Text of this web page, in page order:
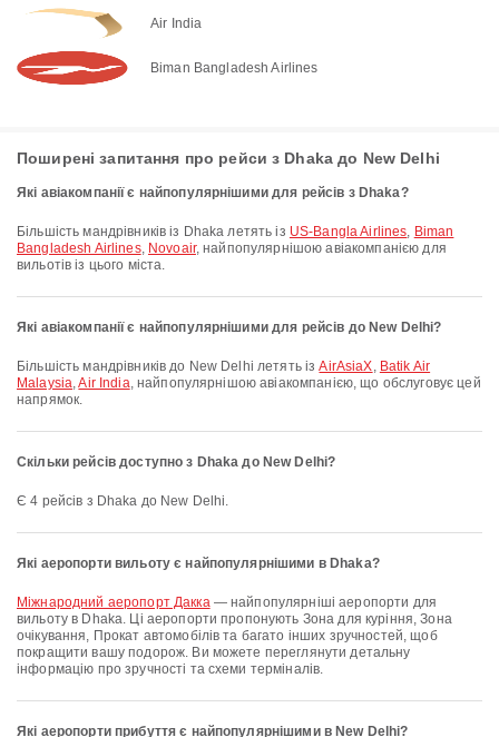
Air India
Biman Bangladesh Airlines
Поширені запитання про рейси з Dhaka до New Delhi
Які авіакомпанії є найпопулярнішими для рейсів з Dhaka?
Більшість мандрівників із Dhaka летять із US-Bangla Airlines, Biman
Bangladesh Airlines, Novoair, найпопулярнішою авіакомпанією для
вильотів із цього міста.
Які авіакомпанії є найпопулярнішими для рейсів до New Delhi?
Більшість мандрівників до New Delhi летять ізAirAsiaX, Batik Air
Malaysia,Air India, найпопулярнішою авіакомпанією, що обслуговує цей
напрямок.
Скільки рейсів доступно з Dhaka до New Delhi?
Є 4 рейсів з Dhaka до New Delhi.
Які аеропорти вильоту є найпопулярнішими в Dhaka?
Міжнародний аеропорт Дакка— найпопулярніші аеропорти для
вильоту в Dhaka. Ці аеропорти пропонують Зона для куріння, Зона
очікування, Прокат автомобілів та багато інших зручностей, щоб
покращити вашу подорож. Ви можете переглянути детальну
інформацію про зручності та схеми терміналів.
Які аеропорти прибуття є найпопулярнішими в New Delhi?